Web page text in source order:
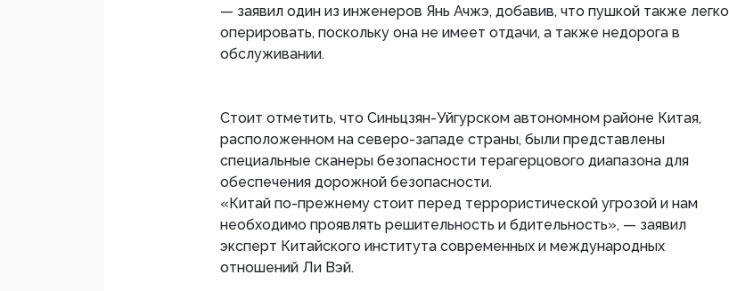
— заявил один из инженеров Янь Ачжэ, добавив, что пушкой также легко
оперировать, поскольку она не имеет отдачи, а также недорога в
обслуживании.
Стоит отметить, что Синьцзян-Уйгурском автономном районе Китая,
расположенном на северо-западе страны, были представлены
специальные сканеры безопасности терагерцового диапазона для
обеспечения дорожной безопасности.
«Китай по-прежнему стоит перед террористической угрозой и нам
необходимо проявлять решительность и бдительность», — заявил
эксперт Китайского института современных и международных
отношений Ли Вэй.